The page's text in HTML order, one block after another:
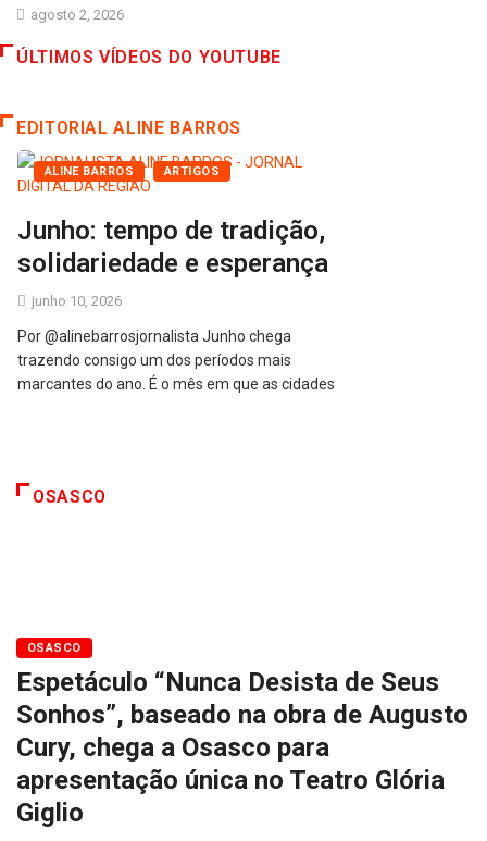
agosto 2, 2026
ÚLTIMOS VÍDEOS DO YOUTUBE
EDITORIAL ALINE BARROS
ALINE BARROS ARTIGOS
Junho: tempo de tradição,
solidariedade e esperança
junho 10, 2026
Por @alinebarrosjornalista Junho chega
trazendo consigo um dos períodos mais
marcantes do ano. É o mês em que as cidades
OSASCO
OSASCO
Espetáculo “Nunca Desista de Seus
Sonhos”, baseado na obra de Augusto
Cury, chega a Osasco para
apresentação única no Teatro Glória
Giglio